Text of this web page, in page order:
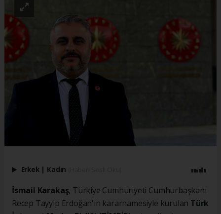
Erkek | Kadın
İsmail Karakaş, Türkiye Cumhuriyeti Cumhurbaşkanı
Recep Tayyip Erdoğan'ın kararnamesiyle kurulan Türk